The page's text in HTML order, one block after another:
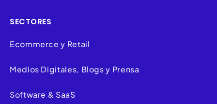
SECTORES
Ecommerce y Retail
Medios Digitales, Blogs y Prensa
Software & SaaS